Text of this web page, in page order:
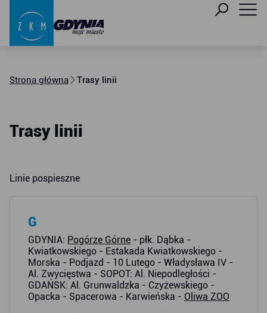
Strona główna Trasy linii
Trasy linii
Linie pospieszne
G
GDYNIA: Pogórze Górne - płk. Dąbka -
Kwiatkowskiego - Estakada Kwiatkowskiego -
Morska - Podjazd - 10 Lutego - Władysława IV -
Al. Zwycięstwa - SOPOT: Al. Niepodległości -
GDAŃSK: Al. Grunwaldzka - Czyżewskiego -
Opacka - Spacerowa - Karwieńska - Oliwa ZOO